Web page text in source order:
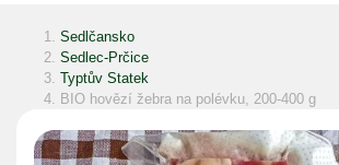
Sedlčansko
Sedlec-Prčice
Typtův Statek
BIO hovězí žebra na polévku, 200-400 g